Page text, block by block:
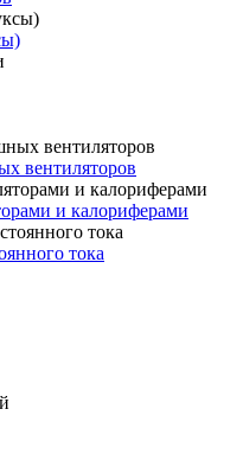
вентиляторов
и калориферами
тока